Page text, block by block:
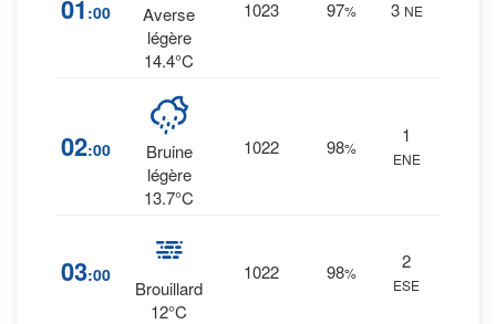
01 :00
Averse
légère
14.4°C
1023 97% 3 NE
02:00
Bruine
légère
13.7°C
1022 98%
1
ENE
03:00
Brouillard
12°C
1022 98%
2
ESE